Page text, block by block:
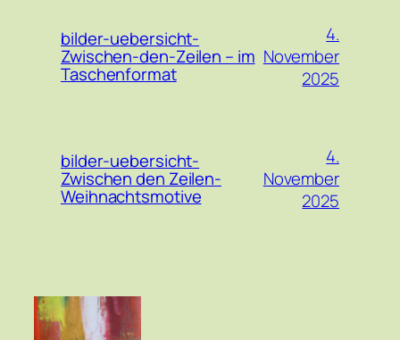
bilder-uebersicht-
Zwischen-den-Zeilen – im
Taschenformat
4.
November
2025
bilder-uebersicht-
Zwischen den Zeilen-
Weihnachtsmotive
4.
November
2025